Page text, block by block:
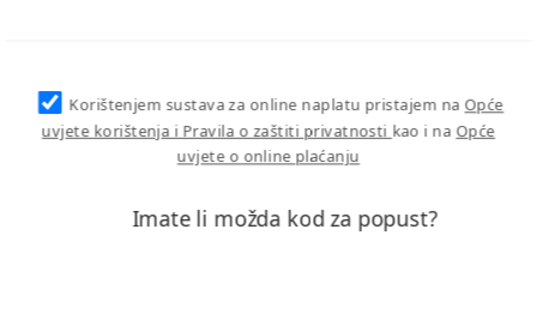
Korištenjem sustava za online naplatu pristajem na Opće
uvjete korištenja i Pravila o zaštiti privatnosti kao i na Opće
uvjete o online plaćanju
Imate li možda kod za popust?